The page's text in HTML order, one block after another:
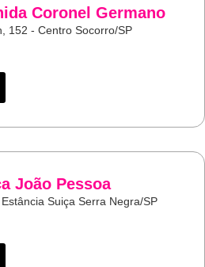
Coronel Germano
152 - Centro Socorro/SP
João Pessoa
Suiça Serra Negra/SP